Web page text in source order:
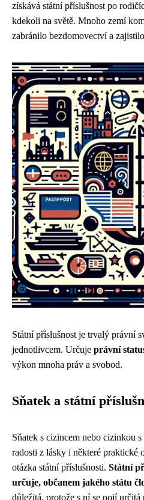
získává státní příslušnost po
kdekoli na světě. Mnoho zemí
zabránilo bezdomovectví a
Státní příslušnost je trvalý právní
jednotlivcem. Určuje právní
výkon mnoha práv a svobod.
Sňatek a státní
Sňatek s cizincem nebo cizinkou
radosti z lásky i některé praktické
otázka státní příslušnosti. Státní
určuje, občanem jakého státu
důležitá, protože s ní se pojí určitá